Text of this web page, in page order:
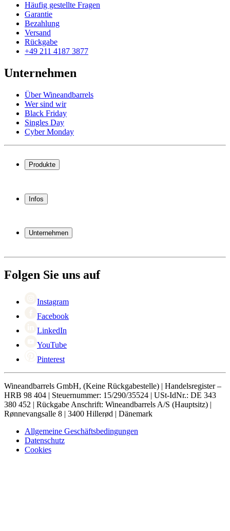
Häufig gestellte Fragen
Garantie
Bezahlung
Versand
Rückgabe
+49 211 4187 3877
Unternehmen
Über Wineandbarrels
Wer sind wir
Black Friday
Singles Day
Cyber Monday
Produkte
Weinregal
Weinmöbel
Infos
Garantie
Bezahlung
Rückgabe
Unternehmen
Black Friday
Singles Day
Folgen Sie uns auf
Instagram
Facebook
LinkedIn
YouTube
Pinterest
Wineandbarrels GmbH, (Keine Rückgabestelle) | Handelsregister –
HRB 98 404 | Steuernummer: 15/290/35524 | USt-IdNr.: DE 343
380 452 | Rückgabe Anschrift: Wineandbarrels A/S (Hauptsitz) |
Rønnevangsalle 8 | 3400 Hillerød | Dänemark
Allgemeine Geschäftsbedingungen
Datenschutz
Cookies